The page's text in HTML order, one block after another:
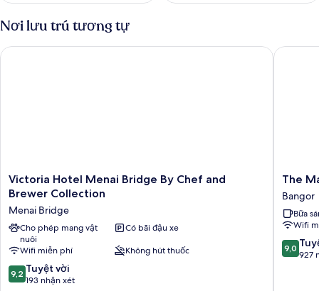
Nơi lưu trú tương tự
Victoria
Hotel
Bridge
By
Chef
and
Brewer
Collection
Victoria Hotel Menai Bridge By Chef and
Brewer Collection
Menai Bridge
Cho phép mang vật
nuôi
Có bãi đậu xe
Wifi miễn phí
Không hút thuốc
9.2
trên
9,2 Tuyệt vời
193 nhận xét
Victoria Hotel Menai Bridge By Chef and Brewer Collection
The
Centre
Bangor
The
Bangor
Bữa
Wifi
9.0
trên
9,0
927
The